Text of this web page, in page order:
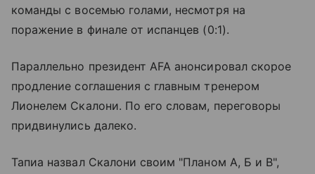
команды с восемью голами, несмотря на
поражение в финале от испанцев (0:1).
Параллельно президент AFA анонсировал скорое
продление соглашения с главным тренером
Лионелем Скалони. По его словам, переговоры
придвинулись далеко.
Тапиа назвал Скалони своим "Планом А, Б и В",